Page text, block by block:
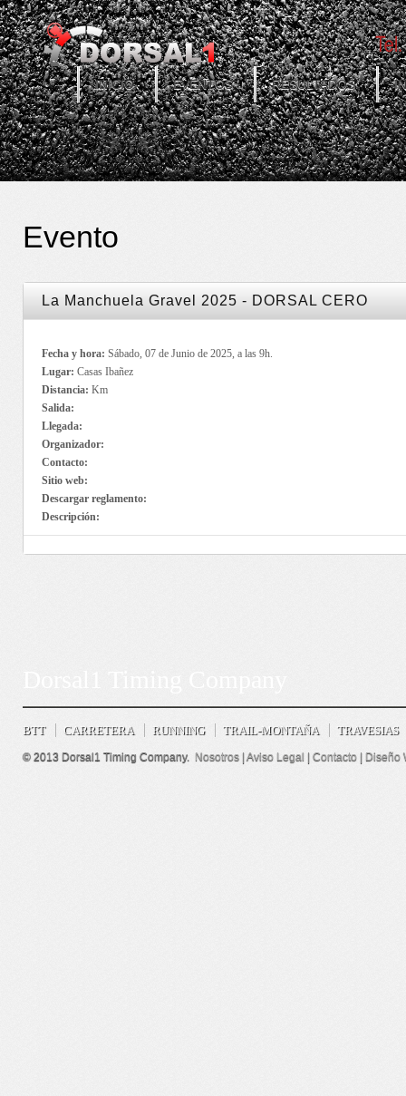
INICIO EVENTOS RESULTADOS
Evento
La Manchuela Gravel 2025 - DORSAL CERO
Fecha y hora: Sábado, 07 de Junio de 2025, a las 9h.
Lugar: Casas Ibañez
Distancia: Km
Salida:
Llegada:
Organizador:
Contacto:
Sitio web:
Descargar reglamento:
Descripción:
BTT CARRETERA RUNNING TRAIL-MONTAÑA TRAVESIAS
© 2013 Dorsal1 Timing Company. Nosotros |Aviso Legal | Contacto | Diseño